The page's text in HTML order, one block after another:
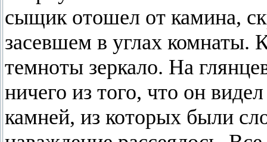
сыщик отошел от камина,
засевшем в углах комнаты.
темноты зеркало. На
ничего из того, что он
камней, из которых были